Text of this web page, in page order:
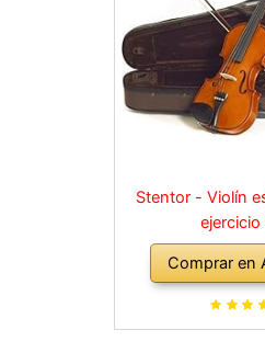
Stentor - Violín
Comprar en